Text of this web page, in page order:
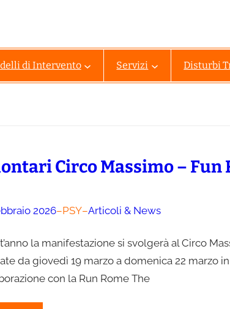
di Intervento Servizi Disturbi
Circo Massimo – Fun
2026–PSY–Articoli & News
la manifestazione si svolgerà al Circo
da giovedì 19 marzo a domenica 22 marzo in
con la Run Rome The